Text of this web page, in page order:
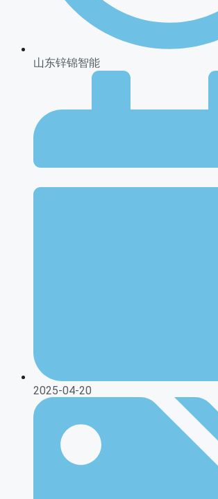
山东锌锦智能
2025-04-20